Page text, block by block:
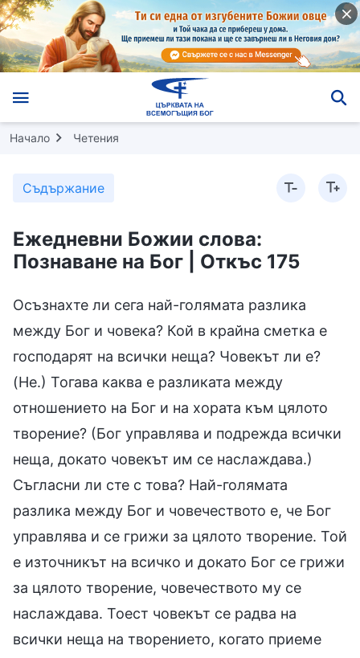
Начало Четения
Съдържание
Ежедневни Божии слова:
Познаване на Бог | Откъс 175
Осъзнахте ли сега най-голямата разлика
между Бог и човека? Кой в крайна сметка е
господарят на всички неща? Човекът ли е?
(Не.) Тогава каква е разликата между
отношението на Бог и на хората към цялото
творение? (Бог управлява и подрежда всички
неща, докато човекът им се наслаждава.)
Съгласни ли сте с това? Най-голямата
разлика между Бог и човечеството е, че Бог
управлява и се грижи за цялото творение. Той
е източникът на всичко и докато Бог се грижи
за цялото творение, човечеството му се
наслаждава. Тоест човекът се радва на
всички неща на творението, когато приеме